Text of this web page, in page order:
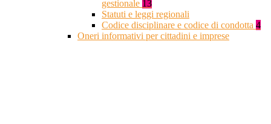
gestionale 13
Statuti e leggi regionali
Codice disciplinare e codice di condotta 4
Oneri informativi per cittadini e imprese